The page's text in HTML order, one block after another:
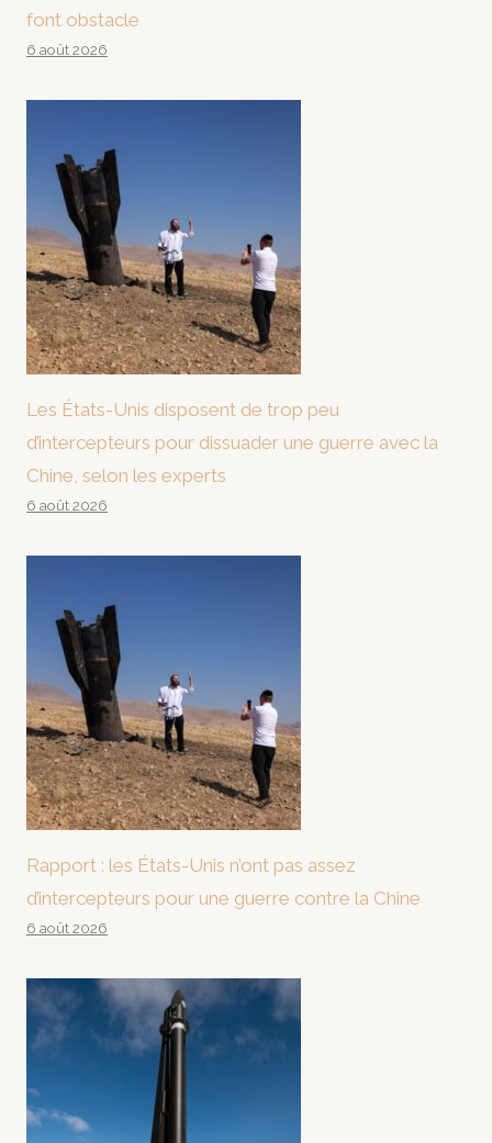
font obstacle
6 août 2026
Les États-Unis disposent de trop peu
d’intercepteurs pour dissuader une guerre avec la
Chine, selon les experts
6 août 2026
Rapport : les États-Unis n’ont pas assez
d’intercepteurs pour une guerre contre la Chine
6 août 2026